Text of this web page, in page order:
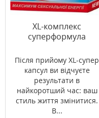
XL-комплекс
суперформула
Після прийому XL-супер
капсул ви відчуєте
результати в
найкоротший час: ваш
стиль життя змінитися.
В...